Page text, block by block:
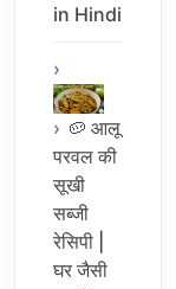
in Hindi
🥔 आलू
परवल की
सूखी
सब्जी
रेसिपी |
घर जैसी